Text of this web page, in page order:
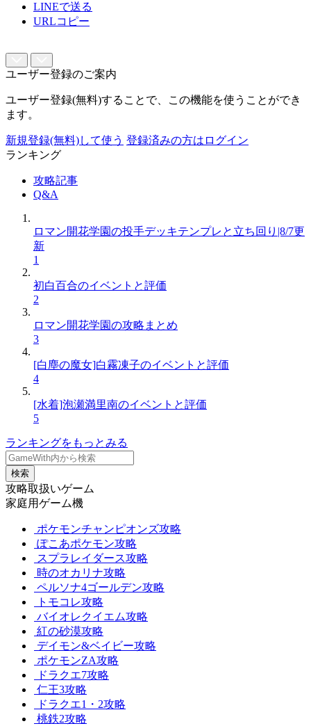
LINEで送る
URLコピー
ユーザー登録のご案内
ユーザー登録(無料)することで、この機能を使うことができ
ます。
新規登録(無料)して使う 登録済みの方はログイン
ランキング
攻略記事
Q&A
ロマン開花学園の投手デッキテンプレと立ち回り|8/7更
新
1
初白百合のイベントと評価
2
ロマン開花学園の攻略まとめ
3
[白塵の魔女]白霧凍子のイベントと評価
4
[水着]泡瀬満里南のイベントと評価
5
ランキングをもっとみる
検索
攻略取扱いゲーム
家庭用ゲーム機
ポケモンチャンピオンズ攻略
ぽこあポケモン攻略
スプラレイダース攻略
時のオカリナ攻略
ペルソナ4ゴールデン攻略
トモコレ攻略
バイオレクイエム攻略
紅の砂漠攻略
デイモン&ベイビー攻略
ポケモンZA攻略
ドラクエ7攻略
仁王3攻略
ドラクエ1・2攻略
桃鉄2攻略